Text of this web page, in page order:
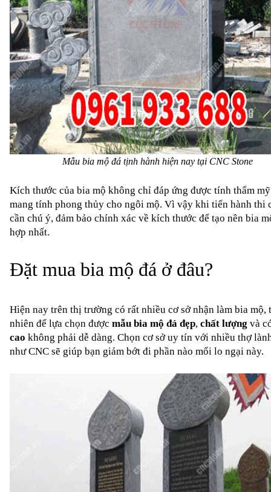
Mẫu bia mộ đá tịnh hành hiện nay tại CNC Stone
Kích thước của bia mộ không chỉ đáp ứng được tính thẩm
mang tính phong thủy cho ngôi mộ. Vì vậy khi tiến hành thi
cần chú ý, đảm bảo chính xác về kích thước để tạo nên bia
hợp nhất.
Đặt mua bia mộ đá ở đâu?
Hiện nay trên thị trường có rất nhiều cơ sở nhận làm bia mộ,
nhiên để lựa chọn được mẫu bia mộ đá đẹp, chất lượng và
cao không phải dễ dàng. Chọn cơ sở uy tín với nhiều thợ
như CNC sẽ giúp bạn giảm bớt đi phần nào mối lo ngại này.